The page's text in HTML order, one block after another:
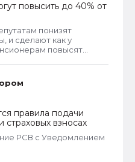
повысить до 40% от
понизят
и сделают как у
повысят
правила подачи
взносах
РСВ с Уведомлением